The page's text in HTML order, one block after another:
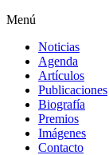
Menú
Noticias
Agenda
Artículos
Publicaciones
Biografía
Premios
Imágenes
Contacto